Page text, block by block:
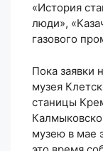
«История
люди»,
газового
Пока заявки
музея
станицы
музею в мае